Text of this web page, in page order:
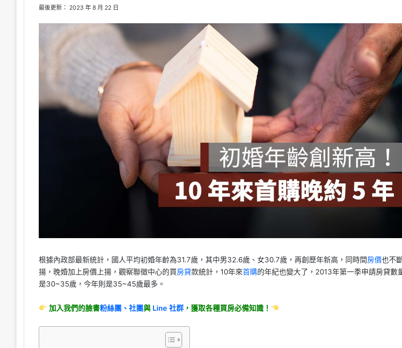
最後更新： 2023 年 8 月 22 日
根據內政部最新統計，國人平均初婚年齡為31.7歲，其中男32.6歲、女30.7歲，再創歷年新高，同時間房價也不
揚，晚婚加上房價上揚，觀察聯徵中心的買房貸款統計，10年來首購的年紀也變大了，2013年第一季申請房貸數
是30~35歲，今年則是35~45歲最多。
加入我們的臉書粉絲團、 社團與 Line 社群，獲取各種買房必備知識！